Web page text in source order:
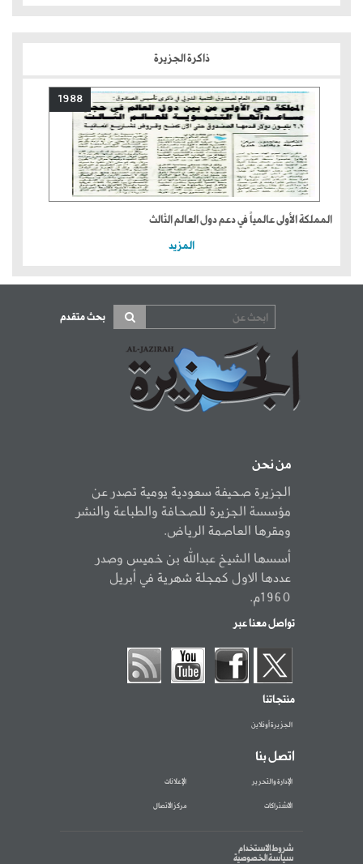
ذاكرة الجزيرة
1988
المملكة الأولى عالمياً في دعم دول العالم الثالث
المزيد
بحث متقدم
من نحن
الجزيرة صحيفة سعودية يومية تصدر عن
مؤسسة الجزيرة للصحافة والطباعة والنشر
ومقرها العاصمة الرياض.
أسسها الشيخ عبدالله بن خميس وصدر
عددها الاول كمجلة شهرية في أبريل
1960م.
تواصل معنا عبر
منتجاتنا
الجزيرة أونلاين
اتصل بنا
الإدارة والتحرير الإعلانات
الاشتراكات مركز الاتصال
شروط الاستخدام
سياسة الخصوصية